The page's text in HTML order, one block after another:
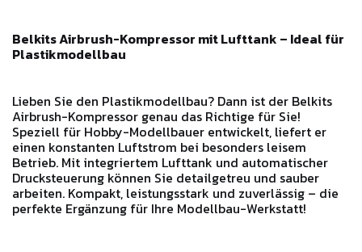
Belkits Airbrush-Kompressor mit Lufttank – Ideal für
Plastikmodellbau
Lieben Sie den Plastikmodellbau? Dann ist der Belkits
Airbrush-Kompressor genau das Richtige für Sie!
Speziell für Hobby-Modellbauer entwickelt, liefert er
einen konstanten Luftstrom bei besonders leisem
Betrieb. Mit integriertem Lufttank und automatischer
Drucksteuerung können Sie detailgetreu und sauber
arbeiten. Kompakt, leistungsstark und zuverlässig – die
perfekte Ergänzung für Ihre Modellbau-Werkstatt!